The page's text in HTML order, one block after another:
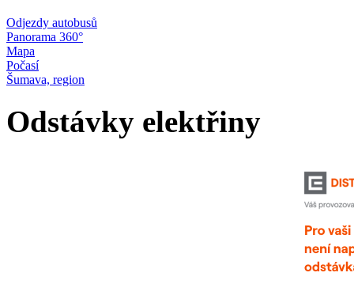
Odjezdy autobusů
Panorama 360°
Mapa
Počasí
Šumava, region
Odstávky elektřiny